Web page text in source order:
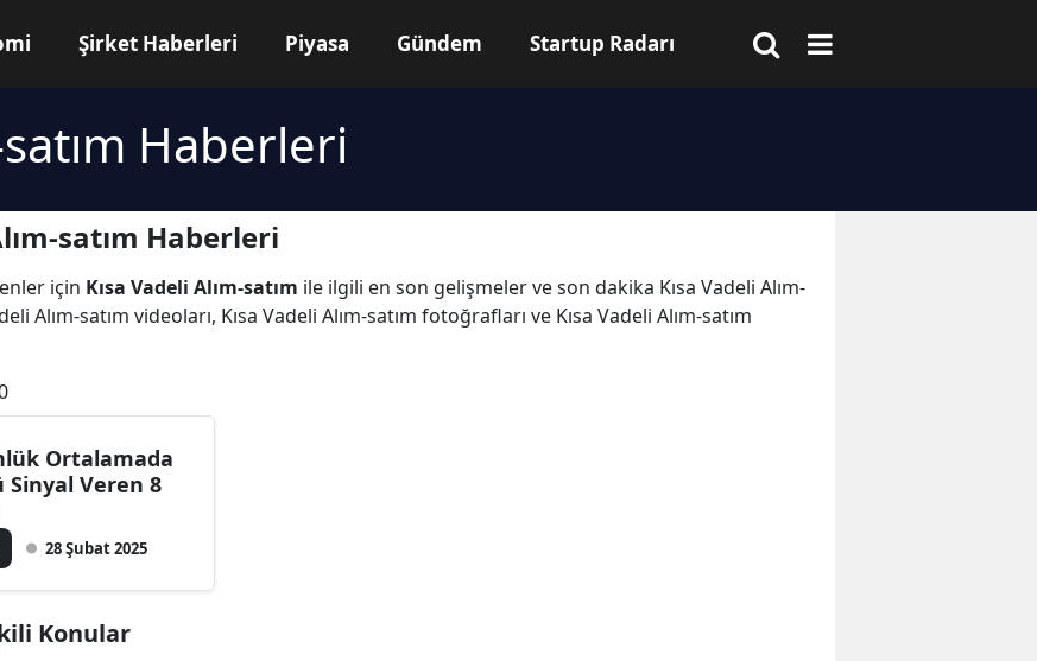
Şirket Haberleri Piyasa Gündem Startup Radarı
satım Haberleri
satım Haberleri
için Kısa Vadeli Alım-satım ile ilgili en son gelişmeler ve son dakika Kısa Vadeli Alım-
Alım-satım videoları, Kısa Vadeli Alım-satım fotoğrafları ve Kısa Vadeli Alım-satım
Ortalamada
Sinyal Veren 8
28 Şubat 2025
Konular